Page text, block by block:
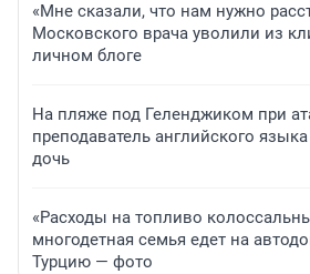
«Мне сказали, что нам нужно
Московского врача уволили из
личном блоге
На пляже под Геленджиком при
преподаватель английского
дочь
«Расходы на топливо
многодетная семья едет на
Турцию — фото